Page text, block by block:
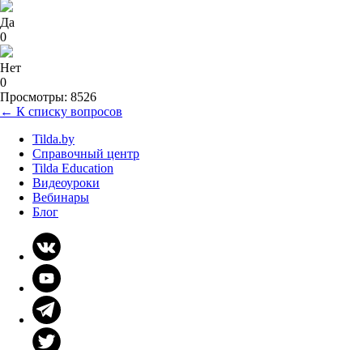
Да
0
Нет
0
Просмотры: 8526
← К списку вопросов
Tilda.by
Справочный центр
Tilda Education
Видеоуроки
Вебинары
Блог